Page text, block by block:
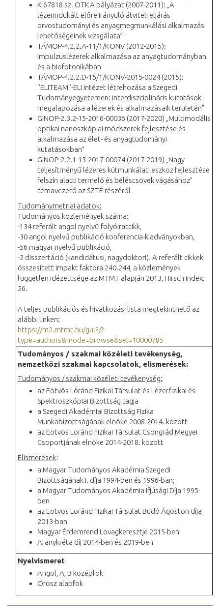
K 67818 sz. OTKA pályázat (2007-2011): „A
lézerindukált előre irányuló átviteli eljárás
orvostudományi és anyagmegmunkálási alkalmazási
lehetőségeinek vizsgálata”
TÁMOP-4.2.2.A-11/1/KONV (2012-2015):
Impulzuslézerek alkalmazása az anyagtudományban
és a biofotonikában
TÁMOP-4.2.2.D-15/1/KONV-2015-0024 (2015):
''ELITEAM''-ELI intézet létrehozása a Szegedi
Tudományegyetemen: interdiszciplináris kutatások
megalapozása a lézerek és alkalmazásaik területén”
GINOP-2.3.2-15-2016-00036 (2017-2020) „Multimodális
optikai nanoszkópiai módszerek fejlesztése és
alkalmazása az élet- és anyagtudományi
kutatásokban”
GINOP-2.2.1-15-2017-00074 (2017-2019) „Nagy
teljesítményű lézeres kútmunkálati eszköz fejlesztése
felszín alatti termelő és béléscsövek vágásához”
témavezető az SZTE részéről
Tudománymetriai adatok:
Tudományos közlemények száma:
-134 referált angol nyelvű folyóiratcikk,
-30 angol nyelvű publikáció konferencia-kiadványokban,
-56 magyar nyelvű publikáció,
-2 disszertáció (kandidátusi, nagydoktori). A referált cikkek
összesített impakt faktora 240.244, a közlemények
független idézettsége az MTMT alapján 2013, Hirsch index:
26.
A teljes publikációs és hivatkozási lista megtekinthető az
alábbi linken:
https://m2.mtmt.hu/gui2/?
type=authors&mode=browse&sel=10000785
Tudományos / szakmai közéleti tevékenység,
nemzetközi szakmai kapcsolatok, elismerések:
Tudományos / szakmai közéleti tevékenység:
az Eötvös Lóránd Fizikai Társulat és Lézerfizikai és
Spektroszkópiai Bizottság tagja
a Szegedi Akadémiai Bizottság Fizika
Munkabizottságának elnöke 2008-2014. között
az Eötvös Loránd Fizikai Társulat Csongrád Megyei
Csoportjának elnöke 2014-2018. között
Elismerések:
a Magyar Tudományos Akadémia Szegedi
Bizottságának I. díja 1994-ben és 1996-ban;
a Magyar Tudományos Akadémia Ifjúsági Díja 1995-
ben
az Eötvös Loránd Fizikai Társulat Budó Ágoston díja
2013-ban
Magyar Érdemrend Lovagkeresztje 2015-ben
Aranykréta díj 2014-ben és 2019-ben
Nyelvismeret
Angol, A, B középfok
Orosz alapfok